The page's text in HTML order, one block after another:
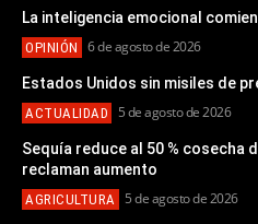
La inteligencia emocional
OPINIÓN 6 de agosto de 2026
Estados Unidos sin misiles de
ACTUALIDAD 5 de agosto de 2026
Sequía reduce al 50 %
reclaman aumento
AGRICULTURA 5 de agosto de 2026